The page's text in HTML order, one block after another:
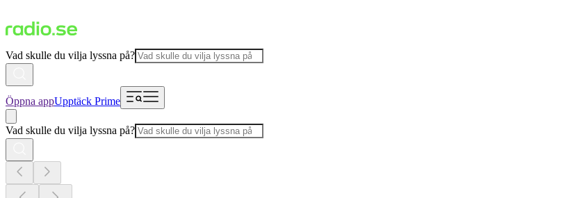
Vad skulle du vilja lyssna på?
Öppna appUpptäck Prime
Vad skulle du vilja lyssna på?